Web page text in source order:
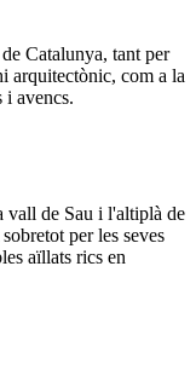
Catalunya, tant per
arquitectònic, com a la
i avencs.
vall de Sau i l'altiplà de
per les seves
aïllats rics en